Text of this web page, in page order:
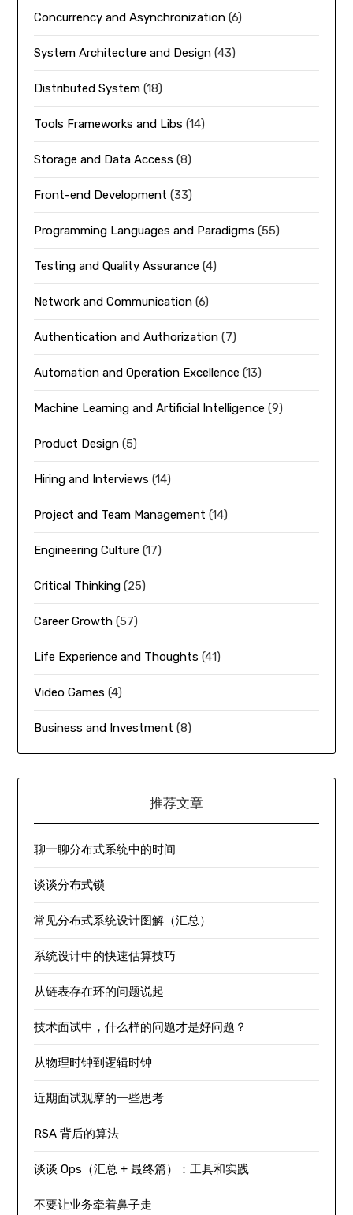
Concurrency and Asynchronization (6)
System Architecture and Design (43)
Distributed System (18)
Tools Frameworks and Libs (14)
Storage and Data Access (8)
Front-end Development (33)
Programming Languages and Paradigms (55)
Testing and Quality Assurance (4)
Network and Communication (6)
Authentication and Authorization (7)
Automation and Operation Excellence (13)
Machine Learning and Artificial Intelligence (9)
Product Design (5)
Hiring and Interviews (14)
Project and Team Management (14)
Engineering Culture (17)
Critical Thinking (25)
Career Growth (57)
Life Experience and Thoughts (41)
Video Games (4)
Business and Investment (8)
推荐文章
聊一聊分布式系统中的时间
谈谈分布式锁
常见分布式系统设计图解（汇总）
系统设计中的快速估算技巧
从链表存在环的问题说起
技术面试中，什么样的问题才是好问题？
从物理时钟到逻辑时钟
近期面试观摩的一些思考
RSA 背后的算法
谈谈 Ops（汇总 + 最终篇）：工具和实践
不要让业务牵着鼻子走